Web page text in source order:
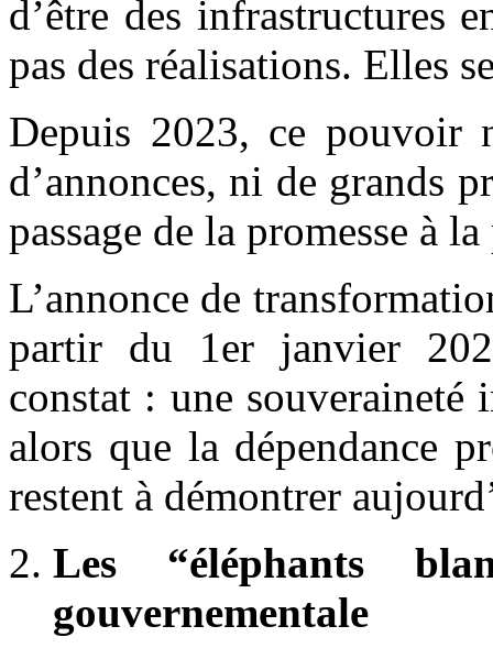
d’être des infrastructures
pas des réalisations. Elles
Depuis 2023, ce pouvoir
d’annonces, ni de grands
passage de la promesse à
L’annonce de
partir du 1er janvier
constat : une
alors que la dépendance
restent à démontrer
Les “éléphants
gouvernementale